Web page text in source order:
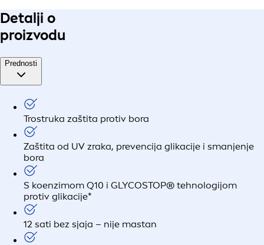
Detalji o
proizvodu
Prednosti
Trostruka zaštita protiv bora
Zaštita od UV zraka, prevencija glikacije i smanjenje
bora
S koenzimom Q10 i GLYCOSTOP® tehnologijom
protiv glikacije*
12 sati bez sjaja – nije mastan